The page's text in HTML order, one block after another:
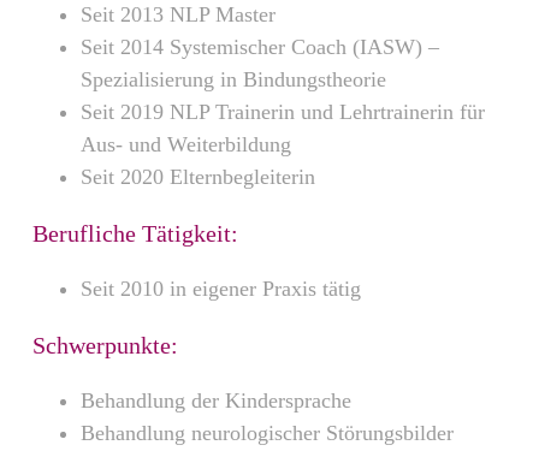
Seit 2013 NLP Master
Seit 2014 Systemischer Coach (IASW) –
Spezialisierung in Bindungstheorie
Seit 2019 NLP Trainerin und Lehrtrainerin für
Aus- und Weiterbildung
Seit 2020 Elternbegleiterin
Berufliche Tätigkeit:
Seit 2010 in eigener Praxis tätig
Schwerpunkte:
Behandlung der Kindersprache
Behandlung neurologischer Störungsbilder